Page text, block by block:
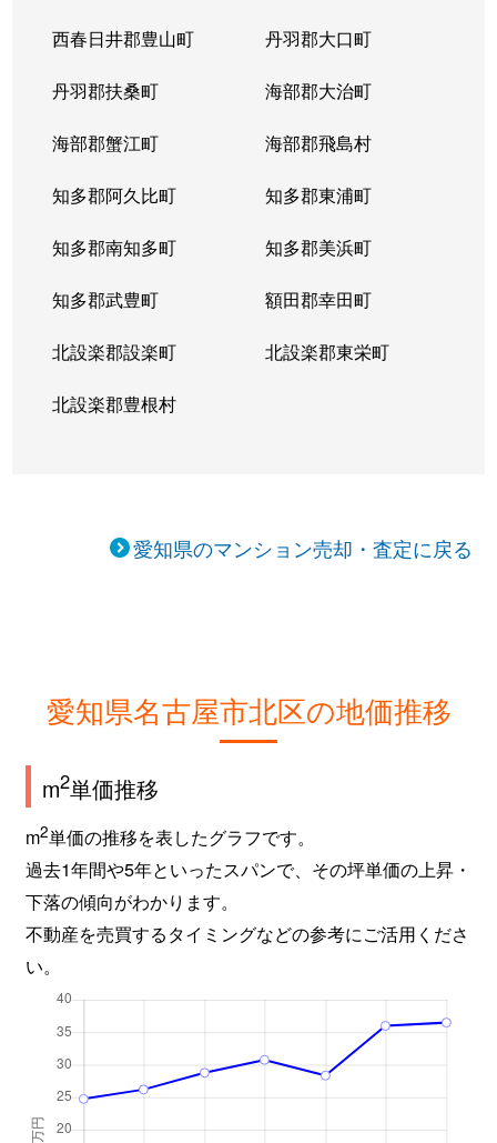
西春日井郡豊山町 丹羽郡大口町
丹羽郡扶桑町 海部郡大治町
海部郡蟹江町 海部郡飛島村
知多郡阿久比町 知多郡東浦町
知多郡南知多町 知多郡美浜町
知多郡武豊町 額田郡幸田町
北設楽郡設楽町 北設楽郡東栄町
北設楽郡豊根村
愛知県のマンション売却・査定に戻る
愛知県名古屋市北区の地価推移
m2単価推移
m2単価の推移を表したグラフです。
過去1年間や5年といったスパンで、その坪単価の上昇・
下落の傾向がわかります。
不動産を売買するタイミングなどの参考にご活用くださ
い。